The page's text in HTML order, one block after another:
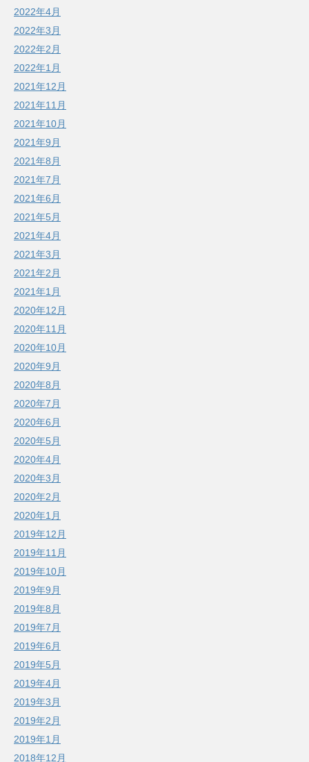
2022年4月
2022年3月
2022年2月
2022年1月
2021年12月
2021年11月
2021年10月
2021年9月
2021年8月
2021年7月
2021年6月
2021年5月
2021年4月
2021年3月
2021年2月
2021年1月
2020年12月
2020年11月
2020年10月
2020年9月
2020年8月
2020年7月
2020年6月
2020年5月
2020年4月
2020年3月
2020年2月
2020年1月
2019年12月
2019年11月
2019年10月
2019年9月
2019年8月
2019年7月
2019年6月
2019年5月
2019年4月
2019年3月
2019年2月
2019年1月
2018年12月